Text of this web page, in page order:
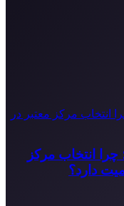
چرا انتخاب مرکز
دارد؟